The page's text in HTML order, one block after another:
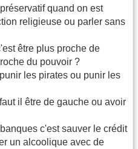
quand on est
religieuse ou parler sans
être plus proche de
du pouvoir ?
les pirates ou punir les
il être de gauche ou avoir
c'est sauver le crédit
un alcoolique avec de